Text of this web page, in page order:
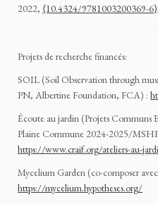
2022, ⟨10.4324/9781003200369-6⟩
Projets de recherche financés:
SOIL (Soil Observation through
PN, Albertine Foundation, FCA) :
Écoute au jardin (Projets Communs
Plaine Commune 2024-2025/
https://www.craif.org/ateliers-au-
Mycelium Garden (co-composer
https://mycelium.hypotheses.org/